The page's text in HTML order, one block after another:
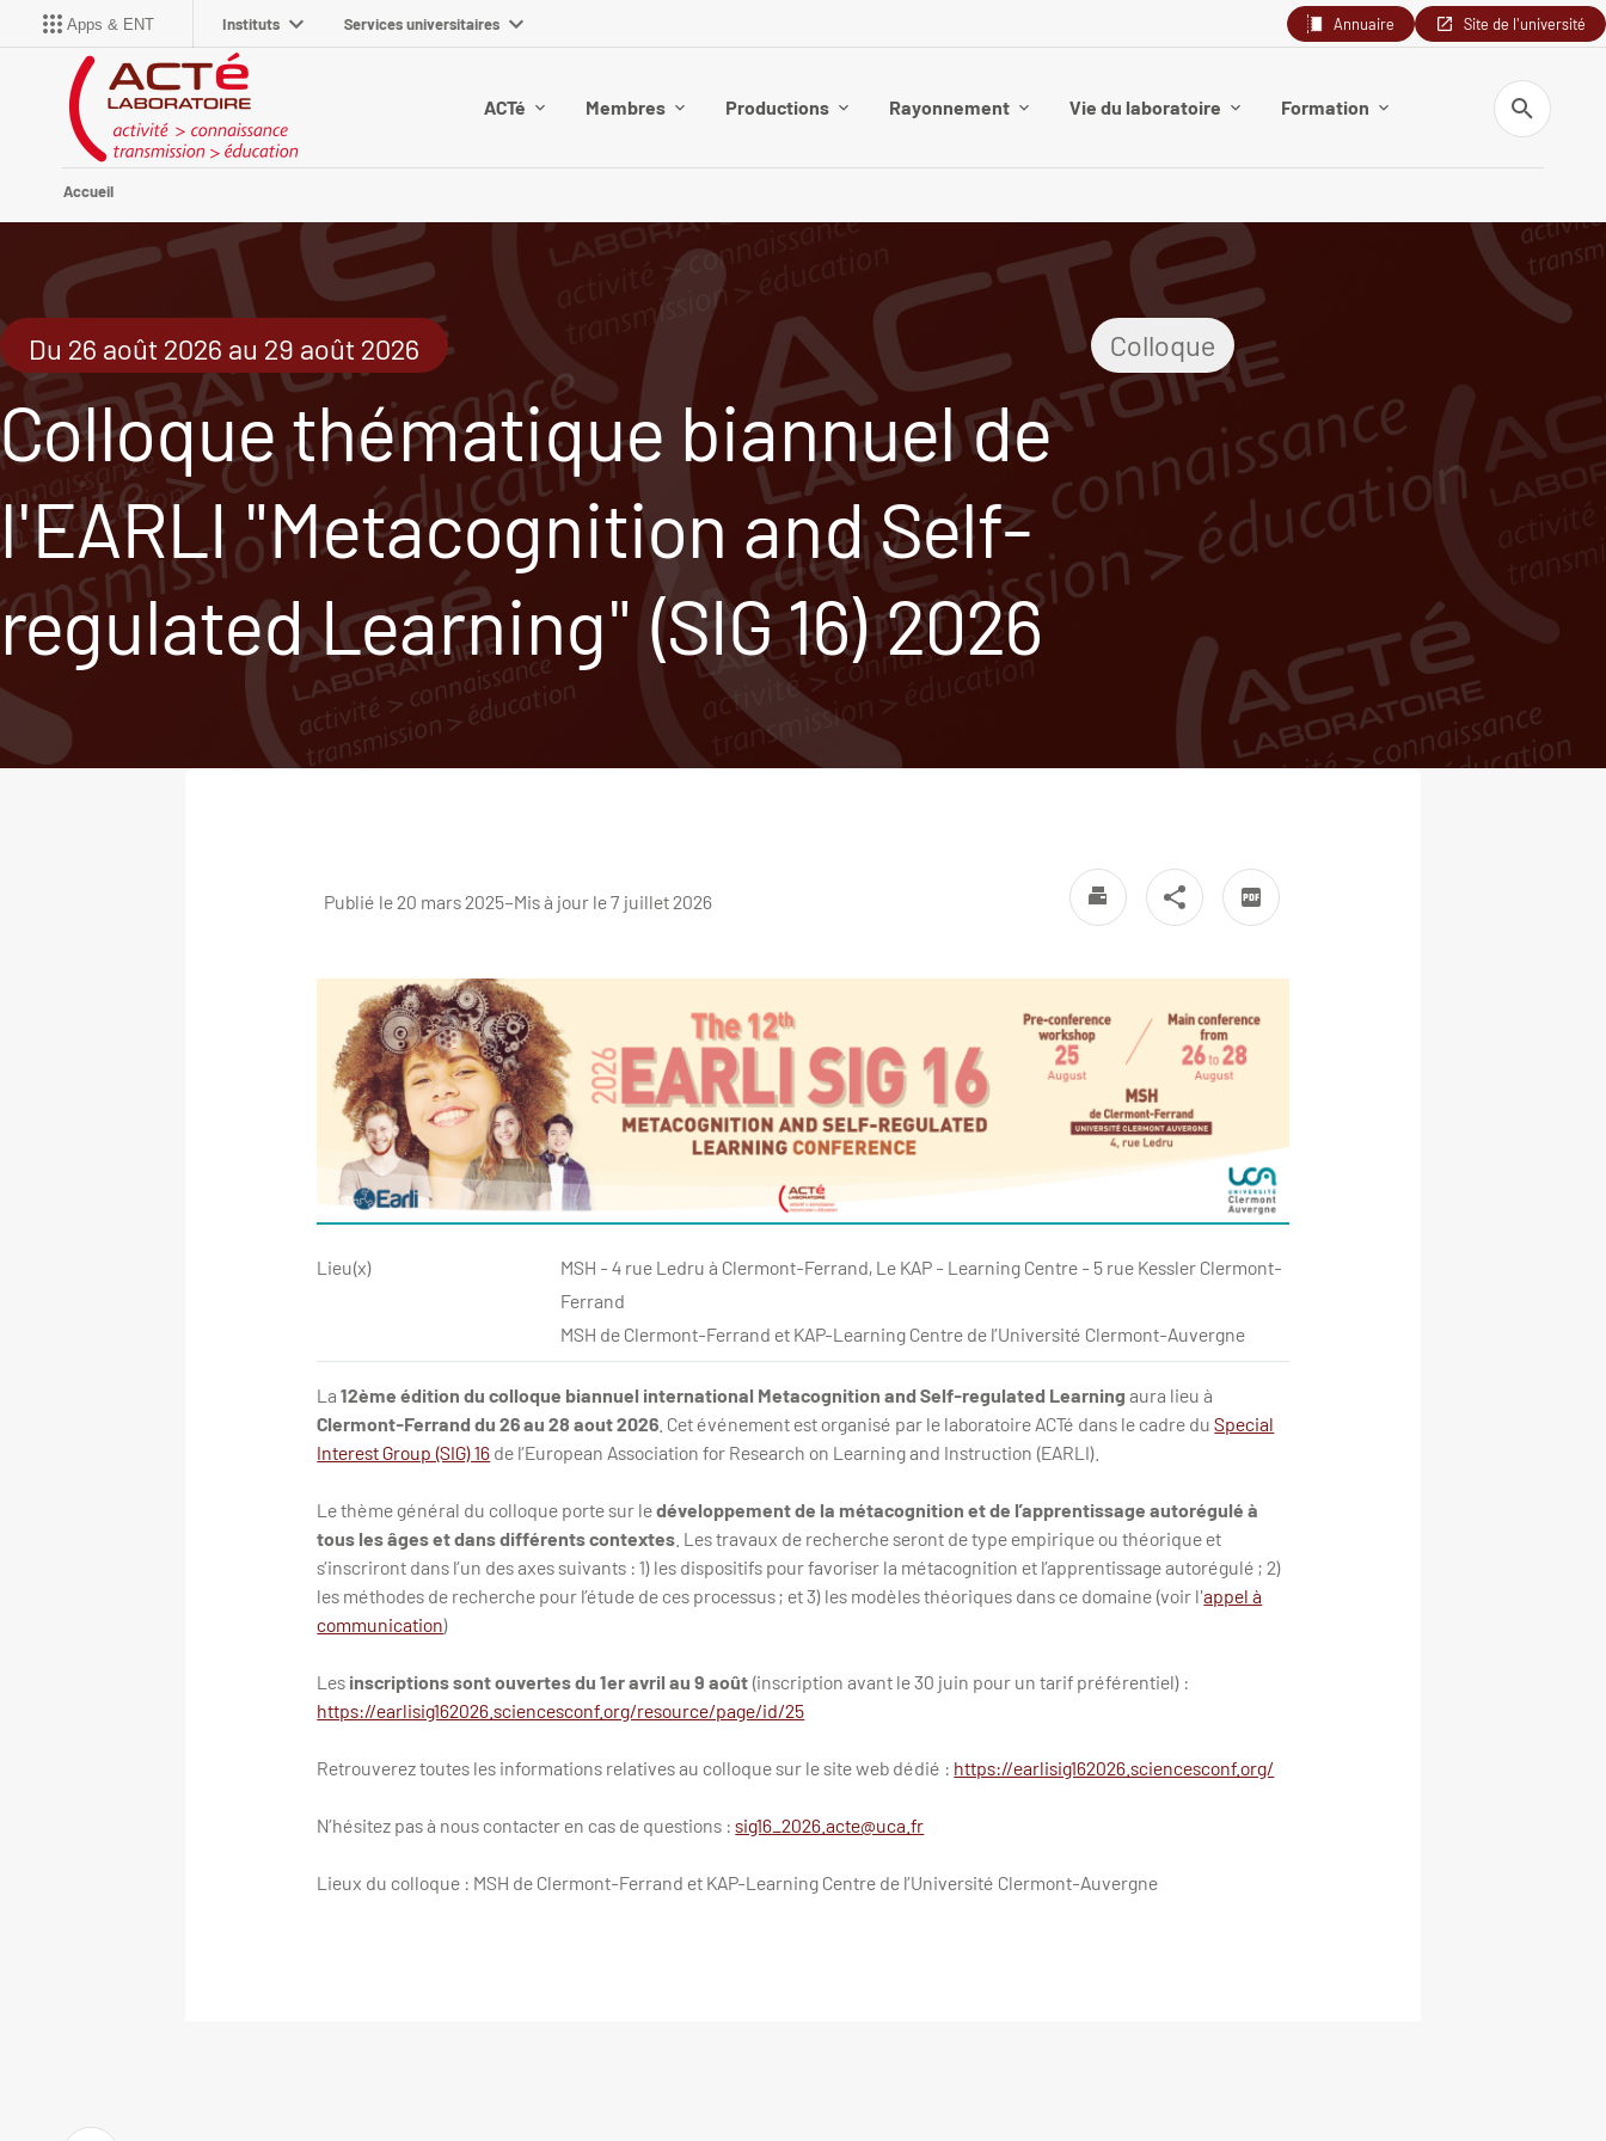
Apps & ENT Instituts Services universitaires Annuaire Site de l'université
ACTé Membres Productions Rayonnement Vie du laboratoire Formation
Recherche
Accueil
Du 26 août 2026 au 29 août 2026 Colloque
Colloque thématique biannuel de
l'EARLI "Metacognition and Self-
regulated Learning" (SIG 16) 2026
Publié le 20 mars 2025–Mis à jour le 7 juillet 2026
Lieu(x)
MSH - 4 rue Ledru à Clermont-Ferrand, Le KAP - Learning Centre - 5 rue Kessler Clermont-
Ferrand
MSH de Clermont-Ferrand et KAP-Learning Centre de l’Université Clermont-Auvergne
La12ème édition du colloque biannuel international Metacognition and Self-regulated Learningaura lieu à
Clermont-Ferrand du 26 au 28 aout 2026 . Cet événement est organisé par le laboratoire ACTé dans le cadre duSpecial
Interest Group (SIG) 16 de l’European Association for Research on Learning and Instruction (EARLI).
Le thème général du colloque porte sur ledéveloppement de la métacognition et de l’apprentissage autorégulé à
tous les âges et dans différents contextes . Les travaux de recherche seront de type empirique ou théorique et
s’inscriront dans l’un des axes suivants : 1) les dispositifs pour favoriser la métacognition et l’apprentissage autorégulé ; 2)
les méthodes de recherche pour l’étude de ces processus ; et 3) les modèles théoriques dans ce domaine (voir l'appel à
communication)
Les inscriptions sont ouvertes du 1er avril au 9 août (inscription avant le 30 juin pour un tarif préférentiel) :
https://earlisig162026.sciencesconf.org/resource/page/id/25
Retrouverez toutes les informations relatives au colloque sur le site web dédié : https://earlisig162026.sciencesconf.org/
N’hésitez pas à nous contacter en cas de questions :sig16_2026.acte@uca.fr
Lieux du colloque : MSH de Clermont-Ferrand et KAP-Learning Centre de l’Université Clermont-Auvergne